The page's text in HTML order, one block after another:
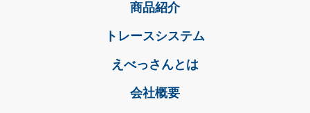
商品紹介
トレースシステム
えべっさんとは
会社概要